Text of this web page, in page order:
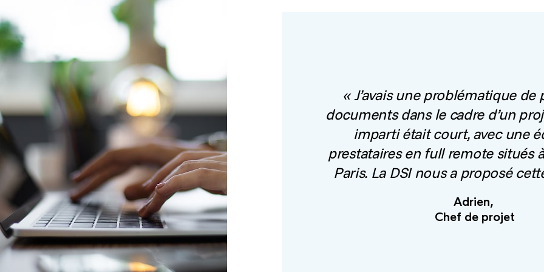
« J’avais une problématique de
documents dans le cadre d’un
imparti était court, avec une
prestataires en full remote situés
Paris. La DSI nous a proposé
Adrien,
Chef de projet